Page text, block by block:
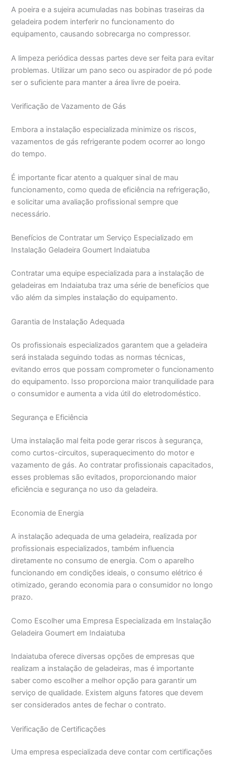
A poeira e a sujeira acumuladas nas bobinas traseiras da
geladeira podem interferir no funcionamento do
equipamento, causando sobrecarga no compressor.
A limpeza periódica dessas partes deve ser feita para evitar
problemas. Utilizar um pano seco ou aspirador de pó pode
ser o suficiente para manter a área livre de poeira.
Verificação de Vazamento de Gás
Embora a instalação especializada minimize os riscos,
vazamentos de gás refrigerante podem ocorrer ao longo
do tempo.
É importante ficar atento a qualquer sinal de mau
funcionamento, como queda de eficiência na refrigeração,
e solicitar uma avaliação profissional sempre que
necessário.
Benefícios de Contratar um Serviço Especializado em
Instalação Geladeira Goumert Indaiatuba
Contratar uma equipe especializada para a instalação de
geladeiras em Indaiatuba traz uma série de benefícios que
vão além da simples instalação do equipamento.
Garantia de Instalação Adequada
Os profissionais especializados garantem que a geladeira
será instalada seguindo todas as normas técnicas,
evitando erros que possam comprometer o funcionamento
do equipamento. Isso proporciona maior tranquilidade para
o consumidor e aumenta a vida útil do eletrodoméstico.
Segurança e Eficiência
Uma instalação mal feita pode gerar riscos à segurança,
como curtos-circuitos, superaquecimento do motor e
vazamento de gás. Ao contratar profissionais capacitados,
esses problemas são evitados, proporcionando maior
eficiência e segurança no uso da geladeira.
Economia de Energia
A instalação adequada de uma geladeira, realizada por
profissionais especializados, também influencia
diretamente no consumo de energia. Com o aparelho
funcionando em condições ideais, o consumo elétrico é
otimizado, gerando economia para o consumidor no longo
prazo.
Como Escolher uma Empresa Especializada em Instalação
Geladeira Goumert em Indaiatuba
Indaiatuba oferece diversas opções de empresas que
realizam a instalação de geladeiras, mas é importante
saber como escolher a melhor opção para garantir um
serviço de qualidade. Existem alguns fatores que devem
ser considerados antes de fechar o contrato.
Verificação de Certificações
Uma empresa especializada deve contar com certificações